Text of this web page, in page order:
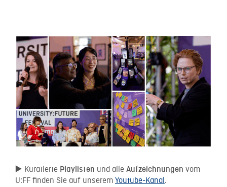
▶️ Kuratierte Playlisten und alle Aufzeichnungen vom
U:FF finden Sie auf unserem Youtube-Kanal.